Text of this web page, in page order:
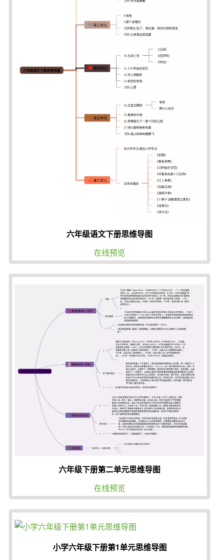
六年级语文下册思维导图
在线预览
六年级下册第二单元思维导图
在线预览
小学六年级下册第1单元思维导图